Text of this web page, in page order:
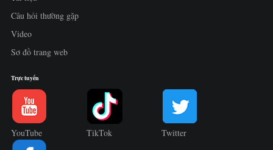
Câu hỏi thường gặp
Video
Sơ đồ trang web
Trực tuyến
YouTube TikTok Twitter